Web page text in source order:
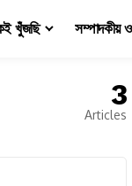
খুঁজছি সম্পাদকীয়
3
Articles